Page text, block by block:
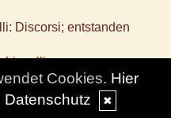
Discorsi; entstanden
~
Diplomat, Chronist und
Cookies. Hier
Datenschutz
✖